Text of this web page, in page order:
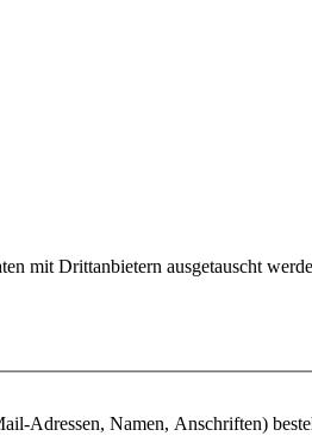
mit Drittanbietern ausgetauscht
Adressen, Namen, Anschriften)